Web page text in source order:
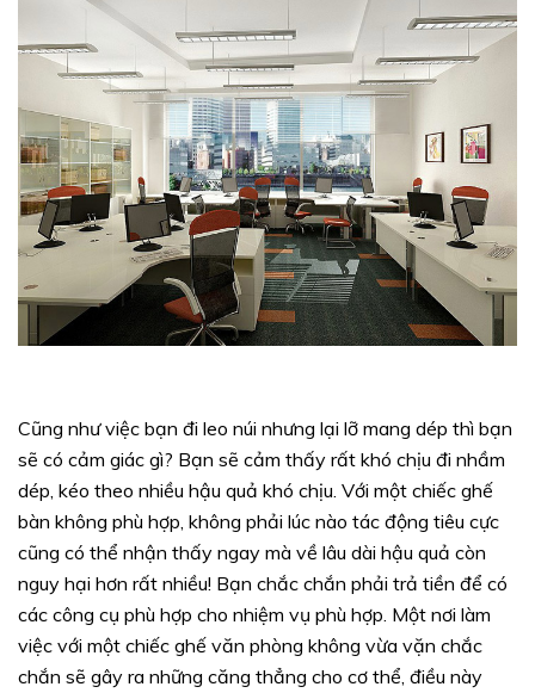
Cũng như việc bạn đi leo núi nhưng lại lỡ mang dép thì bạn
sẽ có cảm giác gì? Bạn sẽ cảm thấy rất khó chịu đi nhầm
dép, kéo theo nhiều hậu quả khó chịu. Với một chiếc ghế
bàn không phù hợp, không phải lúc nào tác động tiêu cực
cũng có thể nhận thấy ngay mà về lâu dài hậu quả còn
nguy hại hơn rất nhiều! Bạn chắc chắn phải trả tiền để có
các công cụ phù hợp cho nhiệm vụ phù hợp. Một nơi làm
việc với một chiếc ghế văn phòng không vừa vặn chắc
chắn sẽ gây ra những căng thẳng cho cơ thể, điều này